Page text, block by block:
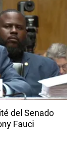
del Senado
Fauci